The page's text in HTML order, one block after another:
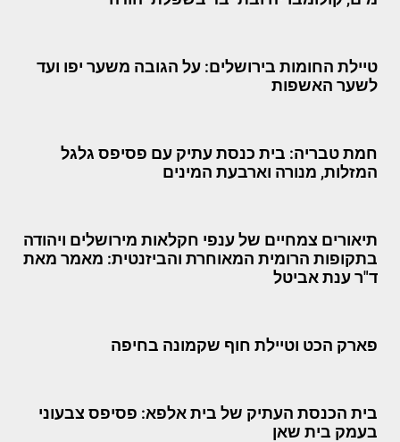
טיילת החומות בירושלים: על הגובה משער יפו ועד
לשער האשפות
חמת טבריה: בית כנסת עתיק עם פסיפס גלגל
המזלות, מנורה וארבעת המינים
תיאורים צמחיים של ענפי חקלאות מירושלים ויהודה
בתקופות הרומית המאוחרת והביזנטית: מאמר מאת
ד"ר ענת אביטל
פארק הכט וטיילת חוף שקמונה בחיפה
בית הכנסת העתיק של בית אלפא: פסיפס צבעוני
בעמק בית שאן